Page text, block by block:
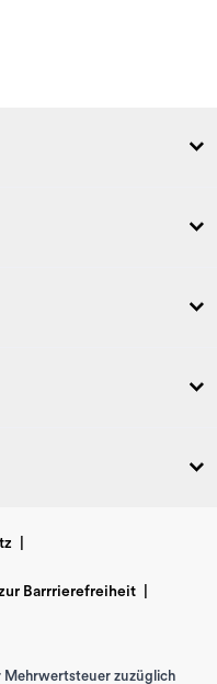
Barrrierefreiheit
Mehrwertsteuer zuzüglich